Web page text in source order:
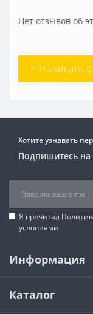
Нет отзывов об
+ Написать
Хотите узнавать
Подпишитесь
Я прочитал
условиями
Информация
Каталог